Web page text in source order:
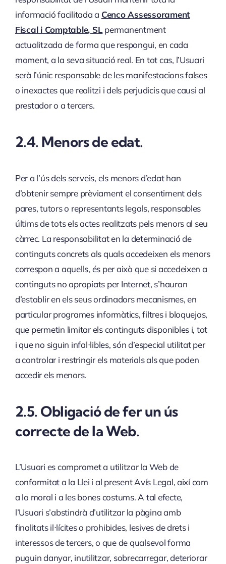
informació facilitada a Cenco Assessorament
Fiscal i Comptable, SLpermanentment
actualitzada de forma que respongui, en cada
moment, a la seva situació real. En tot cas, l’Usuari
serà l’únic responsable de les manifestacions falses
o inexactes que realitzi i dels perjudicis que causi al
prestador o a tercers.
2.4. Menors de edat.
Per a l’ús dels serveis, els menors d’edat han
d’obtenir sempre prèviament el consentiment dels
pares, tutors o representants legals, responsables
últims de tots els actes realitzats pels menors al seu
càrrec. La responsabilitat en la determinació de
continguts concrets als quals accedeixen els menors
correspon a aquells, és per això que si accedeixen a
continguts no apropiats per Internet, s’hauran
d’establir en els seus ordinadors mecanismes, en
particular programes informàtics, filtres i bloquejos,
que permetin limitar els continguts disponibles i, tot
i que no siguin infal·libles, són d’especial utilitat per
a controlar i restringir els materials als que poden
accedir els menors.
2.5. Obligació de fer un ús
correcte de la Web.
L’Usuari es compromet a utilitzar la Web de
conformitat a la Llei i al present Avís Legal, així com
a la moral i a les bones costums. A tal efecte,
l’Usuari s’abstindrà d’utilitzar la pàgina amb
finalitats il·lícites o prohibides, lesives de drets i
interessos de tercers, o que de qualsevol forma
puguin danyar, inutilitzar, sobrecarregar, deteriorar